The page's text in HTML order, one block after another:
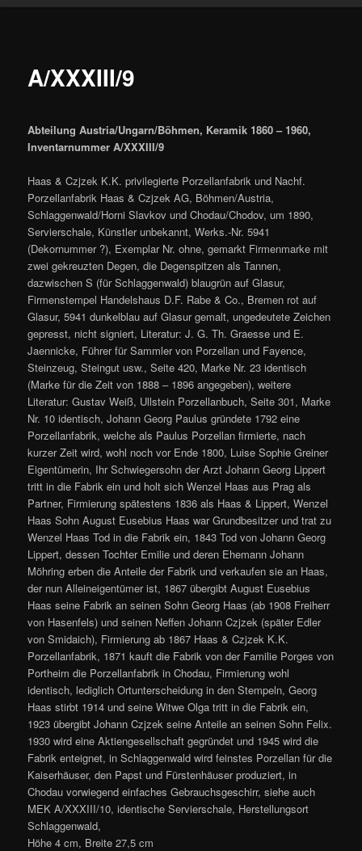
A/XXXIII/9
Abteilung Austria/Ungarn/Böhmen, Keramik 1860 – 1960,
Inventarnummer A/XXXIII/9
Haas & Czjzek K.K. privilegierte Porzellanfabrik und Nachf.
Porzellanfabrik Haas & Czjzek AG, Böhmen/Austria,
Schlaggenwald/Horni Slavkov und Chodau/Chodov, um 1890,
Servierschale, Künstler unbekannt, Werks.-Nr. 5941
(Dekornummer ?), Exemplar Nr. ohne, gemarkt Firmenmarke mit
zwei gekreuzten Degen, die Degenspitzen als Tannen,
dazwischen S (für Schlaggenwald) blaugrün auf Glasur,
Firmenstempel Handelshaus D.F. Rabe & Co., Bremen rot auf
Glasur, 5941 dunkelblau auf Glasur gemalt, ungedeutete Zeichen
gepresst, nicht signiert, Literatur: J. G. Th. Graesse und E.
Jaennicke, Führer für Sammler von Porzellan und Fayence,
Steinzeug, Steingut usw., Seite 420, Marke Nr. 23 identisch
(Marke für die Zeit von 1888 – 1896 angegeben), weitere
Literatur: Gustav Weiß, Ullstein Porzellanbuch, Seite 301, Marke
Nr. 10 identisch, Johann Georg Paulus gründete 1792 eine
Porzellanfabrik, welche als Paulus Porzellan firmierte, nach
kurzer Zeit wird, wohl noch vor Ende 1800, Luise Sophie Greiner
Eigentümerin, Ihr Schwiegersohn der Arzt Johann Georg Lippert
tritt in die Fabrik ein und holt sich Wenzel Haas aus Prag als
Partner, Firmierung spätestens 1836 als Haas & Lippert, Wenzel
Haas Sohn August Eusebius Haas war Grundbesitzer und trat zu
Wenzel Haas Tod in die Fabrik ein, 1843 Tod von Johann Georg
Lippert, dessen Tochter Emilie und deren Ehemann Johann
Möhring erben die Anteile der Fabrik und verkaufen sie an Haas,
der nun Alleineigentümer ist, 1867 übergibt August Eusebius
Haas seine Fabrik an seinen Sohn Georg Haas (ab 1908 Freiherr
von Hasenfels) und seinen Neffen Johann Czjzek (später Edler
von Smidaich), Firmierung ab 1867 Haas & Czjzek K.K.
Porzellanfabrik, 1871 kauft die Fabrik von der Familie Porges von
Portheim die Porzellanfabrik in Chodau, Firmierung wohl
identisch, lediglich Ortunterscheidung in den Stempeln, Georg
Haas stirbt 1914 und seine Witwe Olga tritt in die Fabrik ein,
1923 übergibt Johann Czjzek seine Anteile an seinen Sohn Felix.
1930 wird eine Aktiengesellschaft gegründet und 1945 wird die
Fabrik enteignet, in Schlaggenwald wird feinstes Porzellan für die
Kaiserhäuser, den Papst und Fürstenhäuser produziert, in
Chodau vorwiegend einfaches Gebrauchsgeschirr, siehe auch
MEK A/XXXIII/10, identische Servierschale, Herstellungsort
Schlaggenwald,
Höhe 4 cm, Breite 27,5 cm